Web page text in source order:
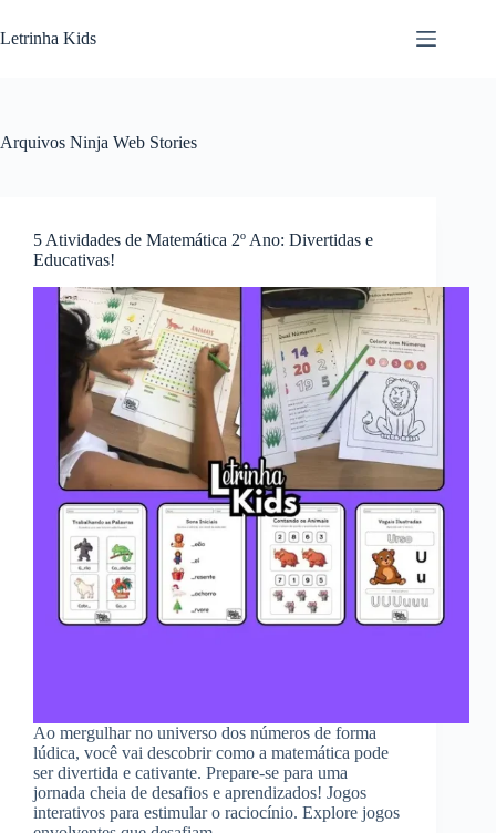
Letrinha Kids
Arquivos Ninja Web Stories
5 Atividades de Matemática 2º Ano: Divertidas e
Educativas!
Ao mergulhar no universo dos números de forma
lúdica, você vai descobrir como a matemática pode
ser divertida e cativante. Prepare-se para uma
jornada cheia de desafios e aprendizados! Jogos
interativos para estimular o raciocínio. Explore jogos